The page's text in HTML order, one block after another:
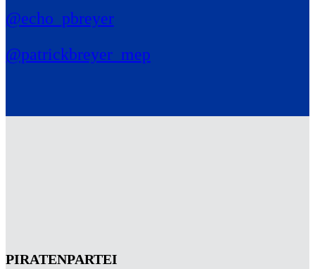
@echo_pbreyer
@patrickbreyer_mep
PIRATENPARTEI